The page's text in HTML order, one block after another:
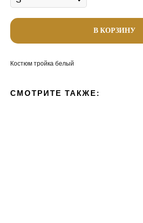
В КОРЗИНУ
Костюм тройка белый
СМОТРИТЕ ТАКЖЕ: